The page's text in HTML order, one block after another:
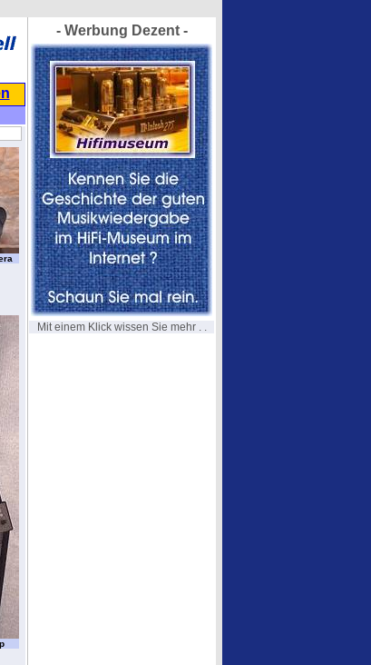
- Werbung Dezent -
Mit einem Klick wissen Sie mehr . .